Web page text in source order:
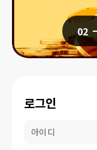
02
로그인